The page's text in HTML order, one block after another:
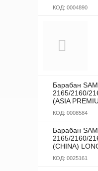
КОД: 0004890
Барабан
2165/2160/
(ASIA
КОД: 0008584
Барабан
2165/2160/
(CHINA)
КОД: 0025161